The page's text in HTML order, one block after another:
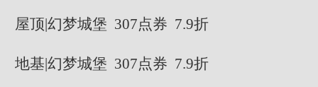
屋顶|幻梦城堡 307点券 7.9折
地基|幻梦城堡 307点券 7.9折